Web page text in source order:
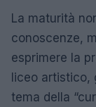
La maturità
conoscenze,
esprimere la
liceo artistico,
tema della